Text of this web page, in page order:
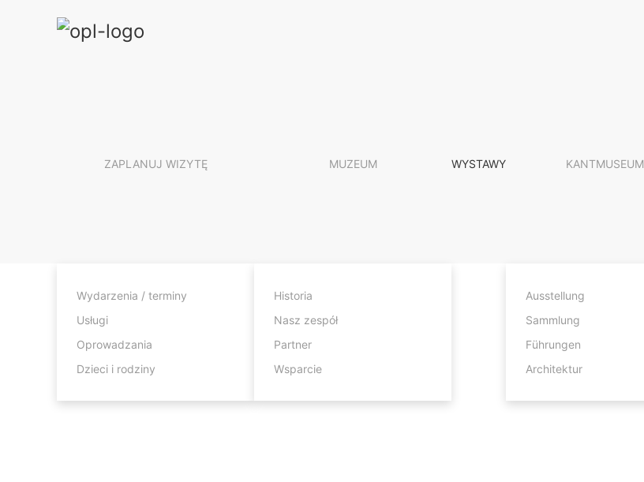
ZAPLANUJ WIZYTĘ
Wydarzenia / terminy
Usługi
Oprowadzania
Dzieci i rodziny
MUZEUM
Historia
Nasz zespół
Partner
Wsparcie
WYSTAWY KANTMUSEUM
Ausstellung
Sammlung
Führungen
Architektur
Dauerausstellungen
Virtuelle Tour durch das Museum
Das OL zu Gast in ...